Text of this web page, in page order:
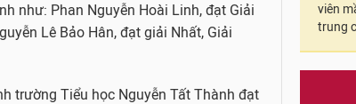
như: Phan Nguyễn Hoài Linh, đạt Giải
Lê Bảo Hân, đạt giải Nhất, Giải
trường Tiểu học Nguyễn Tất Thành đạt
viên
trung